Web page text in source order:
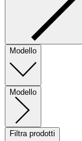
Modello
Modello
Filtra prodotti